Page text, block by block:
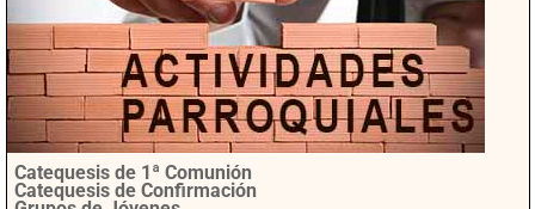
Catequesis de 1ª Comunión
Catequesis de Confirmación